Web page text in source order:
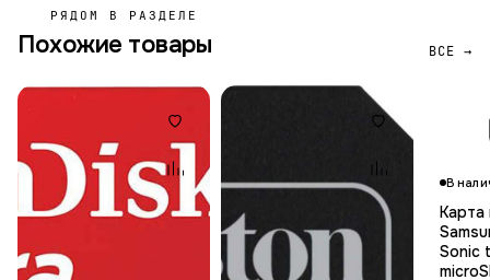
РЯДОМ В РАЗДЕЛЕ
Похожие товары ВСЕ →
В
Карта
Sonic